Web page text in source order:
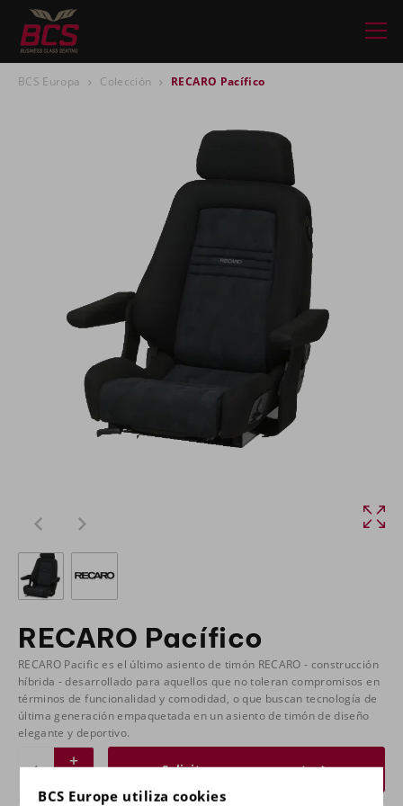
BCS Europe utiliza cookies
BCS Europa Colección RECARO Pacífico
RECARO Pacífico
RECARO Pacific es el último asiento de timón RECARO - construcción
híbrida - desarrollado para aquellos que no toleran compromisos en
términos de funcionalidad y comodidad, o que buscan tecnología de
última generación empaquetada en un asiento de timón de diseño
elegante y deportivo.
Solicitar un presupuesto